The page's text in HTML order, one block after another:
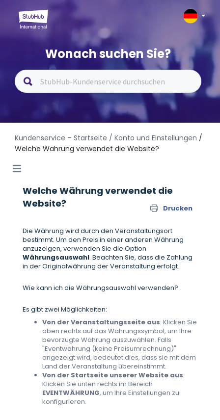
Wonach suchen Sie?
Kundenservice – Startseite / Konto und Einstellungen /
Welche Währung verwendet die Website?
Welche Währung verwendet die
Website?
Drucken
Die Währung wird durch den Veranstaltungsort
bestimmt. Um den Preis in einer anderen Währung
anzuzeigen, verwenden Sie die Option
Währungsauswahl. Beachten Sie, dass die Zahlung
in der Originalwährung der Veranstaltung erfolgt.
Wie kann ich die Währungsauswahl verwenden?
Es gibt zwei Möglichkeiten:
Von der Veranstaltungsseite aus: Klicken Sie
oben rechts auf das Währungssymbol, um Ihre
bevorzugte Währung auszuwählen. Falls
"Eventwährung (keine Preisumrechnung)"
angezeigt wird, bedeutet dies, dass sie mit dem
Land der Veranstaltung übereinstimmt.
Von der Startseite unserer Website aus:
Klicken Sie unten rechts im Bereich
EVENTWÄHRUNG, um Ihre Einstellungen zu
konfigurieren.